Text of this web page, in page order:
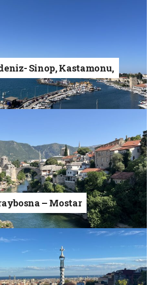
Sinop, Kastamonu,
– Mostar